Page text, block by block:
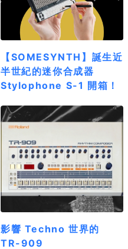
【SOMESYNTH】誕生近
半世紀的迷你合成器
Stylophone S-1 開箱！
影響 Techno 世界的
TR-909